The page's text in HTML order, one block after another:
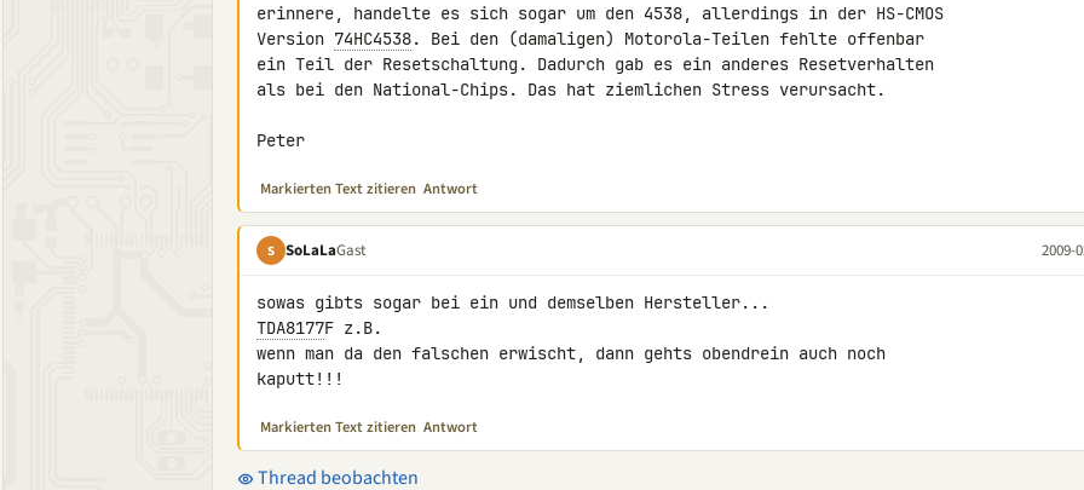
erinnere, handelte es sich sogar um den 4538, allerdings in der HS-CMOS
Version 74HC4538. Bei den (damaligen) Motorola-Teilen fehlte offenbar
ein Teil der Resetschaltung. Dadurch gab es ein anderes Resetverhalten
als bei den National-Chips. Das hat ziemlichen Stress verursacht.
Peter
Markierten Text zitieren Antwort
S SoLaLaGast 2009-
TDA8177F z.B.
wenn man da den falschen erwischt, dann gehts obendrein auch noch
kaputt!!!
Markierten Text zitieren Antwort
Thread beobachten